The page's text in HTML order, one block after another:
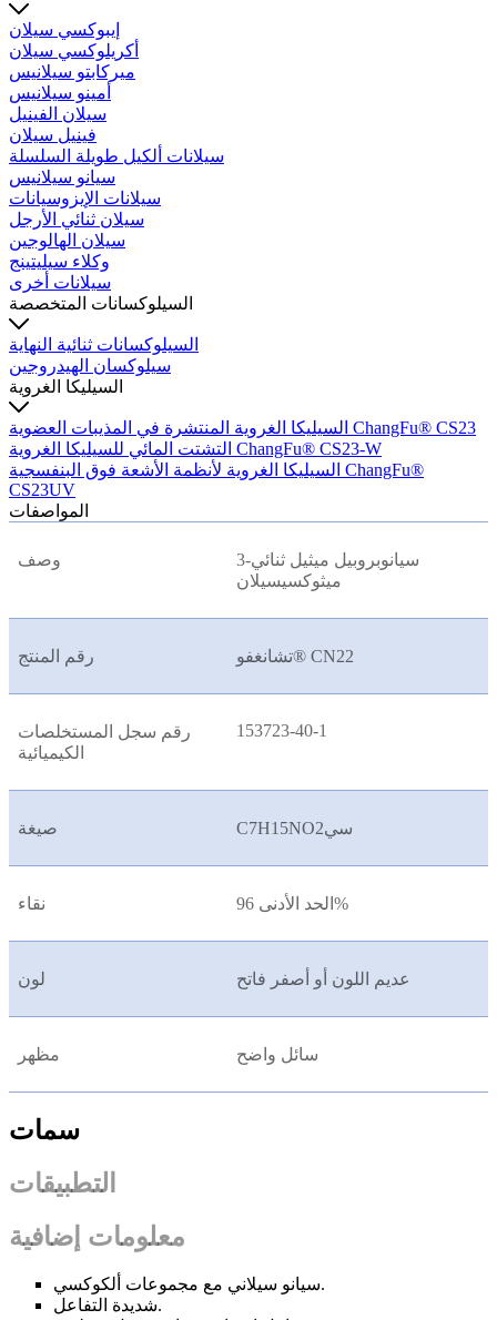
إيبوكسي سيلان
أكريلوكسي سيلان
ميركابتو سيلانيس
أمينو سيلانيس
سيلان الفينيل
فينيل سيلان
سيلانات ألكيل طويلة السلسلة
سيانو سيلانيس
سيلانات الإيزوسيانات
سيلان ثنائي الأرجل
سيلان الهالوجين
وكلاء سيليتينج
سيلانات أخرى
السيلوكسانات المتخصصة
السيلوكسانات ثنائية النهاية
سيلوكسان الهيدروجين
السيليكا الغروية
السيليكا الغروية المنتشرة في المذيبات العضوية ChangFu® CS23
التشتت المائي للسيليكا الغروية ChangFu® CS23-W
السيليكا الغروية لأنظمة الأشعة فوق البنفسجية ChangFu®
CS23UV
المواصفات
وصف
3-سيانوبروبيل ميثيل ثنائي
ميثوكسيسيلان
رقم المنتج تشانغفو® CN22
رقم سجل المستخلصات
الكيميائية
153723-40-1
صيغة C7H15NO2سي
نقاء الحد الأدنى 96%
لون عديم اللون أو أصفر فاتح
مظهر سائل واضح
سمات
التطبيقات
معلومات إضافية
سيانو سيلاني مع مجموعات ألكوكسي.
شديدة التفاعل.